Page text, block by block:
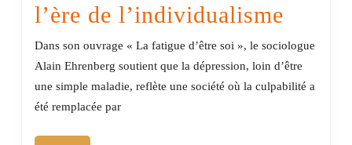
l’ère de l’individualisme
fatigue
d’être
soi
Dans son ouvrage « La fatigue d’être soi », le sociologue
Alain Ehrenberg soutient que la dépression, loin d’être
une simple maladie, reflète une société où la culpabilité a
été remplacée par